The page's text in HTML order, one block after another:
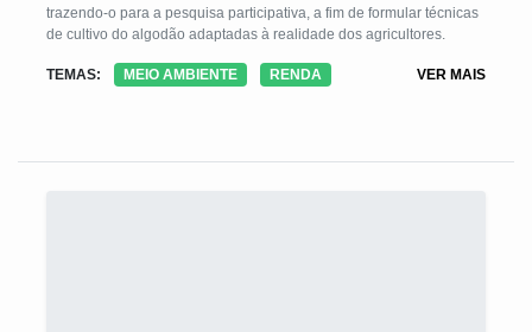
trazendo-o para a pesquisa participativa, a fim de formular técnicas
de cultivo do algodão adaptadas à realidade dos agricultores.
TEMAS: MEIO AMBIENTE RENDA VER MAIS